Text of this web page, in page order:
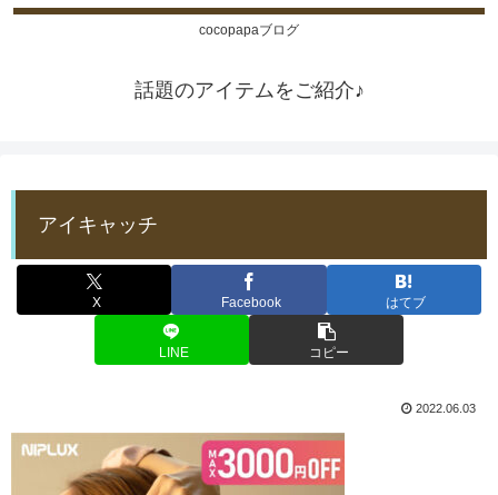
cocopapaブログ
話題のアイテムをご紹介♪
アイキャッチ
X Facebook はてブ
LINE コピー
2022.06.03